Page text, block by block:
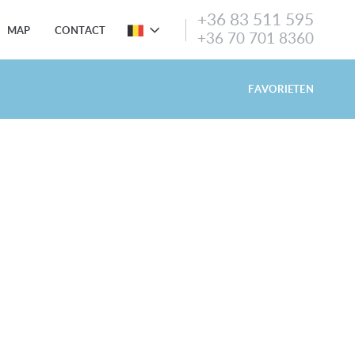
MAP CONTACT +36 83 511 595
+36 70 701 8360
FAVORIETEN